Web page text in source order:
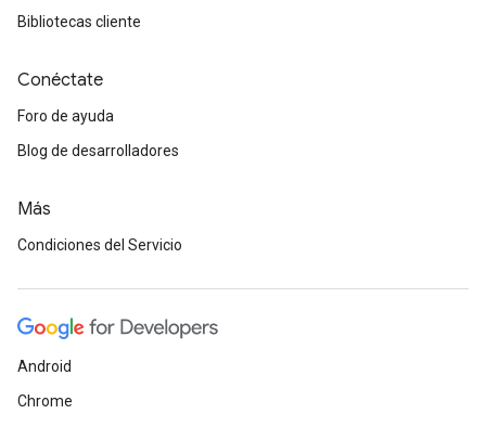
Bibliotecas cliente
Conéctate
Foro de ayuda
Blog de desarrolladores
Más
Condiciones del Servicio
Android
Chrome